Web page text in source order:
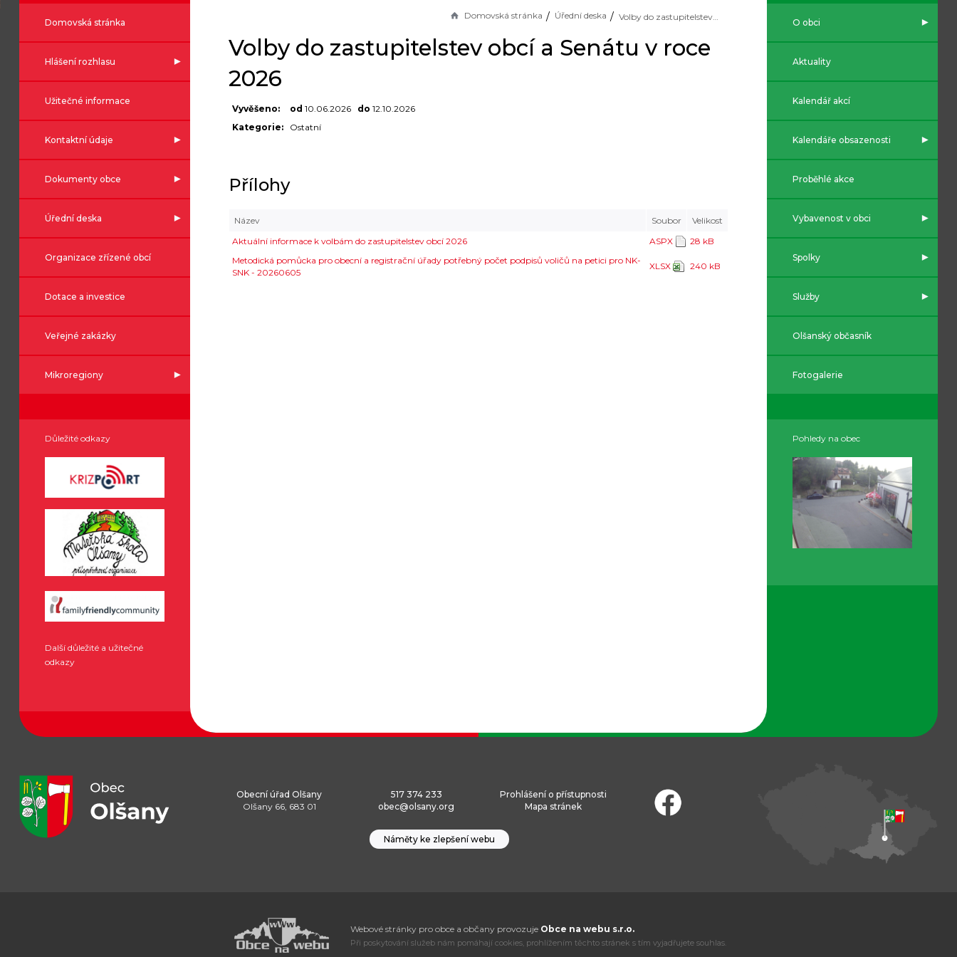
Domovská stránka
Hlášení rozhlasu
Užitečné informace
Kontaktní údaje
Dokumenty obce
Úřední deska
Organizace zřízené obcí
Dotace a investice
Veřejné zakázky
Mikroregiony
Důležité odkazy
Další důležité a užitečné
odkazy
Domovská stránka Úřední deska Volby do zastupitelstev obcí a Senátu v roce 2026
Volby do zastupitelstev obcí a Senátu v roce
2026
Vyvěšeno: od 10.06.2026 do 12.10.2026
Kategorie:
Ostatní
Přílohy
Název Soubor
Velikost
Aktuální informace k volbám do zastupitelstev obcí 2026
ASPX
28 kB
Metodická pomůcka pro obecní a registrační úřady potřebný počet podpisů voličů na petici pro NK-
SNK - 20260605
XLSX 240 kB
O obci
Aktuality
Kalendář akcí
Kalendáře obsazenosti
Proběhlé akce
Vybavenost v obci
Spolky
Služby
Olšanský občasník
Fotogalerie
Pohledy na obec
Obecní úřad Olšany
Olšany 66, 683 01
517 374 233
obec@olsany.org
Prohlášení o přístupnosti
Mapa stránek
Náměty ke zlepšení webu
Webové stránky pro obce a občany provozuje Obce na webu s.r.o.
Při poskytování služeb nám pomáhají cookies, prohlížením těchto stránek s tím vyjadřujete souhlas.